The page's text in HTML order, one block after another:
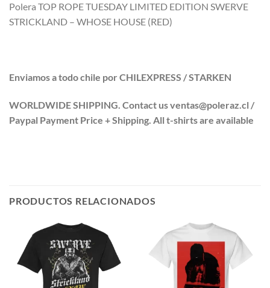
Polera TOP ROPE TUESDAY LIMITED EDITION SWERVE
STRICKLAND – WHOSE HOUSE (RED)
Enviamos a todo chile por CHILEXPRESS / STARKEN
WORLDWIDE SHIPPING. Contact us ventas@poleraz.cl /
Paypal Payment Price + Shipping. All t-shirts are available
PRODUCTOS RELACIONADOS